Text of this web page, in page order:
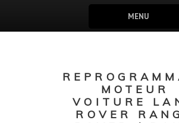
MENU
MOTEUR
VOITURE
ROVER